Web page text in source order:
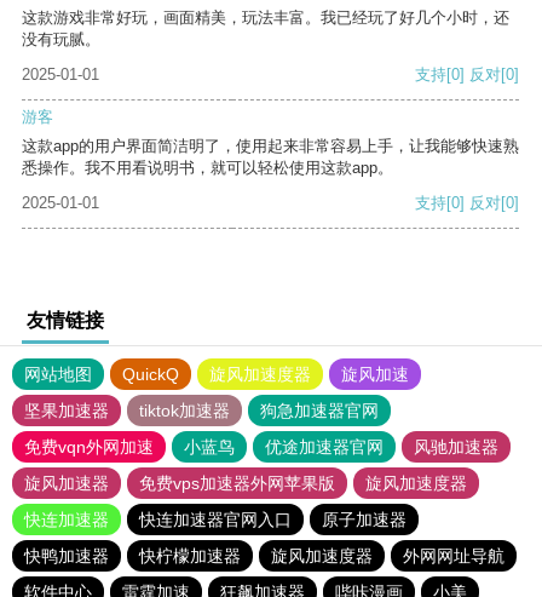
这款游戏非常好玩，画面精美，玩法丰富。我已经玩了好几个小时，还
没有玩腻。
2025-01-01
支持[0] 反对[0]
游客
这款app的用户界面简洁明了，使用起来非常容易上手，让我能够快速熟
悉操作。我不用看说明书，就可以轻松使用这款app。
2025-01-01
支持[0] 反对[0]
友情链接
网站地图 QuickQ 旋风加速度器
旋风加速
坚果加速器
tiktok加速器
狗急加速器官网
免费vqn外网加速
小蓝鸟 优途加速器官网
风驰加速器
旋风加速器
免费vps加速器外网苹果版
旋风加速度器
快连加速器
快连加速器官网入口
原子加速器
快鸭加速器
快柠檬加速器 旋风加速度器
外网网址导航
软件中心
雷霆加速 狂飙加速器 哔咔漫画 小美